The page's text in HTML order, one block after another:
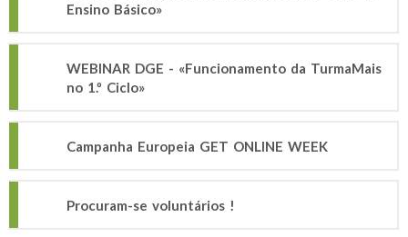
Ensino Básico»
WEBINAR DGE - «Funcionamento da TurmaMais
no 1.º Ciclo»
Campanha Europeia GET ONLINE WEEK
Procuram-se voluntários !